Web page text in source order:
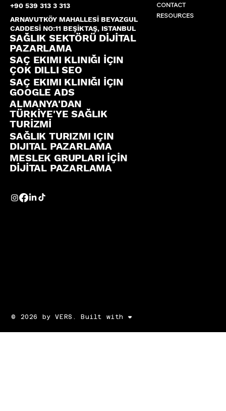
+90 539 313 3 313
ARNAVUTKÖY MAHALLESİ BEYAZGUL
CADDESİ NO:11 BEŞİKTAŞ, ISTANBUL
SAĞLIK SEKTÖRÜ DİJİTAL
PAZARLAMA
SAÇ EKIMI KLINIĞI İÇIN
ÇOK DILLI SEO
SAÇ EKIMI KLINIĞI İÇIN
GOOGLE ADS
ALMANYA'DAN
TÜRKİYE'YE SAĞLIK
TURİZMİ
SAĞLIK TURIZMI IÇIN
DIJITAL PAZARLAMA
MESLEK GRUPLARI İÇİN
DİJİTAL PAZARLAMA
CONTACT
RESOURCES
© 2026 by VERS. Built with ❤️